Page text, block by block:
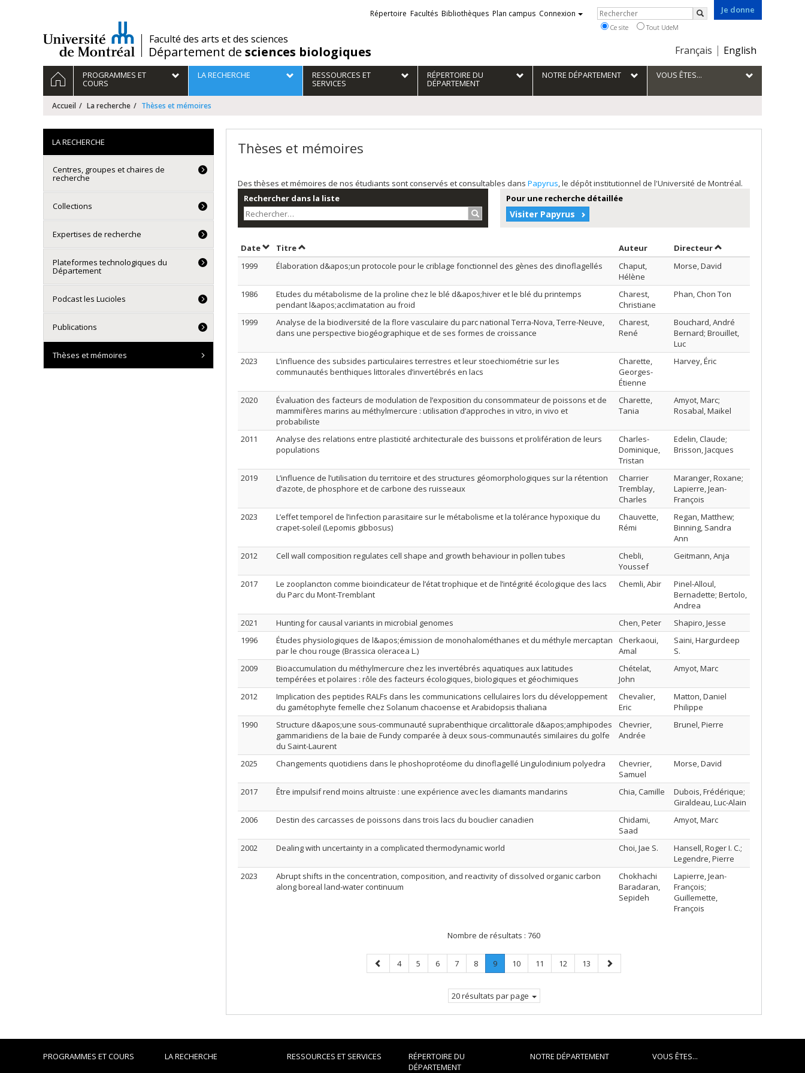
/Faculté des arts et des sciences
Département de sciences biologiques
Je donne
Choix
la
langue
Français English
Liens
externes
Répertoire Facultés Bibliothèques Plan campus Connexion Rechercher
Rechercher
Ce site Tout UdeM
Navigation
principale
ACCUEILPROGRAMMES ET
COURS
LA RECHERCHE RESSOURCES ET
SERVICES
RÉPERTOIRE DU
DÉPARTEMENT
NOTRE DÉPARTEMENT VOUS ÊTES...
Accueil La recherche Thèses et mémoires
Thèses et mémoires
Des thèses et mémoires de nos étudiants sont conservés et consultables dans Papyrus, le dépôt institutionnel de l'Université de Montréal.
Rechercher dans la liste
Rechercher…
Pour une recherche détaillée
Visiter Papyrus
DateTrier par date en ordre croissant
TitreTrier par titre en ordre croissant Auteur Trier par auteur en ordre croissant
Directeurpar contributeur en
1999
Élaboration d&apos;un protocole pour le criblage fonctionnel des gènes des dinoflagellés
Chaput,
Hélène
Morse, David
1986
Etudes du métabolisme de la proline chez le blé d&apos;hiver et le blé du printemps
pendant l&apos;acclimatation au froid
Charest,
Christiane
Phan, Chon Ton
1999
Analyse de la biodiversité de la flore vasculaire du parc national Terra-Nova, Terre-Neuve,
dans une perspective biogéographique et de ses formes de croissance
Charest,
René
Bouchard, André
Bernard; Brouillet,
Luc
2023
L’influence des subsides particulaires terrestres et leur stoechiométrie sur les
communautés benthiques littorales d’invertébrés en lacs
Charette,
Georges-
Étienne
Harvey, Éric
2020
Évaluation des facteurs de modulation de l’exposition du consommateur de poissons et de
mammifères marins au méthylmercure : utilisation d’approches in vitro, in vivo et
probabiliste
Charette,
Tania
Amyot, Marc;
Rosabal, Maikel
2011
Analyse des relations entre plasticité architecturale des buissons et prolifération de leurs
populations
Charles-
Dominique,
Tristan
Edelin, Claude;
Brisson, Jacques
2019
L’influence de l’utilisation du territoire et des structures géomorphologiques sur la rétention
d’azote, de phosphore et de carbone des ruisseaux
Charrier
Tremblay,
Charles
Maranger, Roxane;
Lapierre, Jean-
François
2023
L’effet temporel de l’infection parasitaire sur le métabolisme et la tolérance hypoxique du
crapet-soleil (Lepomis gibbosus)
Chauvette,
Rémi
Regan, Matthew;
Binning, Sandra
Ann
2012
Cell wall composition regulates cell shape and growth behaviour in pollen tubes
Chebli,
Youssef
Geitmann, Anja
2017
Le zooplancton comme bioindicateur de l’état trophique et de l’intégrité écologique des lacs
du Parc du Mont-Tremblant
Chemli, Abir
Pinel-Alloul,
Bernadette; Bertolo,
Andrea
2021
Hunting for causal variants in microbial genomes Chen, Peter
Shapiro, Jesse
1996
Études physiologiques de l&apos;émission de monohalométhanes et du méthyle mercaptan
par le chou rouge (Brassica oleracea L.)
Cherkaoui,
Amal
Saini, Hargurdeep
S.
2009
Bioaccumulation du méthylmercure chez les invertébrés aquatiques aux latitudes
tempérées et polaires : rôle des facteurs écologiques, biologiques et géochimiques
Chételat,
John
Amyot, Marc
2012
Implication des peptides RALFs dans les communications cellulaires lors du développement
du gamétophyte femelle chez Solanum chacoense et Arabidopsis thaliana
Chevalier,
Eric
Matton, Daniel
Philippe
1990
Structure d&apos;une sous-communauté suprabenthique circalittorale d&apos;amphipodes
gammaridiens de la baie de Fundy comparée à deux sous-communautés similaires du golfe
du Saint-Laurent
Chevrier,
Andrée
Brunel, Pierre
2025 Changements quotidiens dans le phoshoprotéome du dinoflagellé Lingulodinium polyedra
Chevrier,
Samuel
Morse, David
2017 Être impulsif rend moins altruiste : une expérience avec les diamants mandarins Chia, Camille
Dubois, Frédérique;
Giraldeau, Luc-Alain
2006
Destin des carcasses de poissons dans trois lacs du bouclier canadien
Chidami,
Saad
Amyot, Marc
2002 Dealing with uncertainty in a complicated thermodynamic world Choi, Jae S.
Hansell, Roger I. C.;
Legendre, Pierre
2023
Abrupt shifts in the concentration, composition, and reactivity of dissolved organic carbon
along boreal land-water continuum
Chokhachi
Baradaran,
Sepideh
Lapierre, Jean-
François;
Guillemette,
François
Nombre de résultats : 760
Page
précédente
Page
4 Page
5 Page
6 Page
7 Page
8 Page
9.
Page
Page
10 Page
11 Page
12 Page
13
Page
suivante
20 résultats par page
LA RECHERCHE
Centres, groupes et chaires de
recherche
Collections
Expertises de recherche
Plateformes technologiques du
Département
Podcast les Lucioles
Publications
Thèses et mémoires
PROGRAMMES ET COURS LA RECHERCHE RESSOURCES ET SERVICES
RÉPERTOIRE DU
DÉPARTEMENT
NOTRE DÉPARTEMENT VOUS ÊTES...